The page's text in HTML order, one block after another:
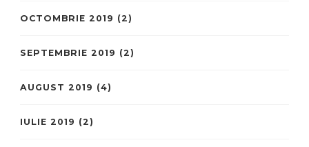
OCTOMBRIE 2019 (2)
SEPTEMBRIE 2019 (2)
AUGUST 2019 (4)
IULIE 2019 (2)